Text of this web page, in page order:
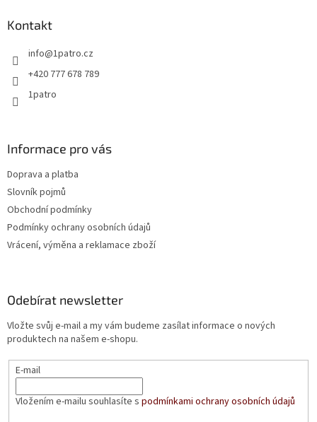
Kontakt
info@1patro.cz
+420 777 678 789
1patro
Informace pro vás
Doprava a platba
Slovník pojmů
Obchodní podmínky
Podmínky ochrany osobních údajů
Vrácení, výměna a reklamace zboží
Odebírat newsletter
Vložte svůj e-mail a my vám budeme zasílat informace o nových
produktech na našem e-shopu.
E-mail
Vložením e-mailu souhlasíte s podmínkami ochrany osobních údajů